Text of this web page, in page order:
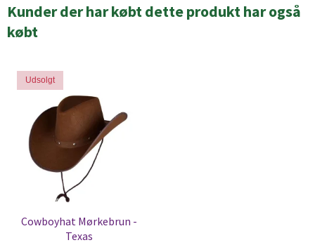
Kunder der har købt dette produkt har også
købt
Udsolgt
Cowboyhat Mørkebrun -
Texas